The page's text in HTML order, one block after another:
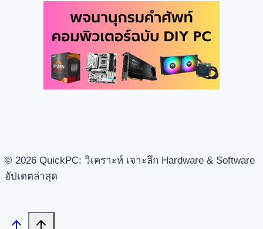
© 2026 QuickPC: วิเคราะห์ เจาะลึก Hardware & Software
อัปเดตล่าสุด